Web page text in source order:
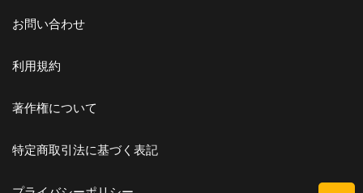
お問い合わせ
利用規約
著作権について
特定商取引法に基づく表記